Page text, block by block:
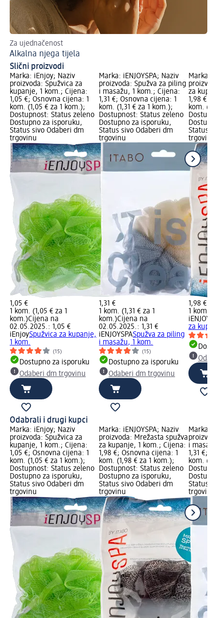
Za ujednačenost
Alkalna njega tijela
Slični proizvodi
Marka: iEnjoy; Naziv
proizvoda: Spužvica za
kupanje, 1 kom.; Cijena:
1,05 €; Osnovna cijena: 1
kom. (1,05 € za 1 kom.);
Dostupnost: Status zeleno
Dostupno za isporuku,
Status sivo Odaberi dm
trgovinu
1,05 €
1 kom. (1,05 € za 1
kom.)Cijena na
02.05.2025.: 1,05 €
iEnjoySpužvica za kupanje,
1 kom.
(15)
Dostupno za isporuku
Odaberi dm trgovinu
Marka: iENJOYSPA; Naziv
proizvoda: Spužva za piling
i masažu, 1 kom.; Cijena:
1,31 €; Osnovna cijena: 1
kom. (1,31 € za 1 kom.);
Dostupnost: Status zeleno
Dostupno za isporuku,
Status sivo Odaberi dm
trgovinu
1,31 €
1 kom. (1,31 € za 1
kom.)Cijena na
02.05.2025.: 1,31 €
iENJOYSPASpužva za piling
i masažu, 1 kom.
(15)
Dostupno za isporuku
Odaberi dm trgovinu
Marka:
za
1,98 €;
kom.
Status
trgovinu
1,98 €
1 kom.
za
Odabrali i drugi kupci
Marka: iEnjoy; Naziv
proizvoda: Spužvica za
kupanje, 1 kom.; Cijena:
1,05 €; Osnovna cijena: 1
kom. (1,05 € za 1 kom.);
Dostupnost: Status zeleno
Dostupno za isporuku,
Status sivo Odaberi dm
trgovinu
Marka: iENJOYSPA; Naziv
proizvoda: Mrežasta spužva
za kupanje, 1 kom.; Cijena:
1,98 €; Osnovna cijena: 1
kom. (1,98 € za 1 kom.);
Dostupnost: Status zeleno
Dostupno za isporuku,
Status sivo Odaberi dm
trgovinu
Marka:
i
1,31 €;
kom.
Status
trgovinu